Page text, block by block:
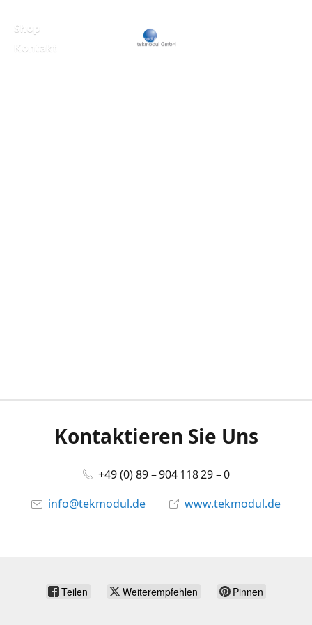
Shop
Kontakt
Kontaktieren Sie Uns
+49 (0) 89 – 904 118 29 – 0
info@tekmodul.de
www.tekmodul.de
Teilen Weiterempfehlen Pinnen